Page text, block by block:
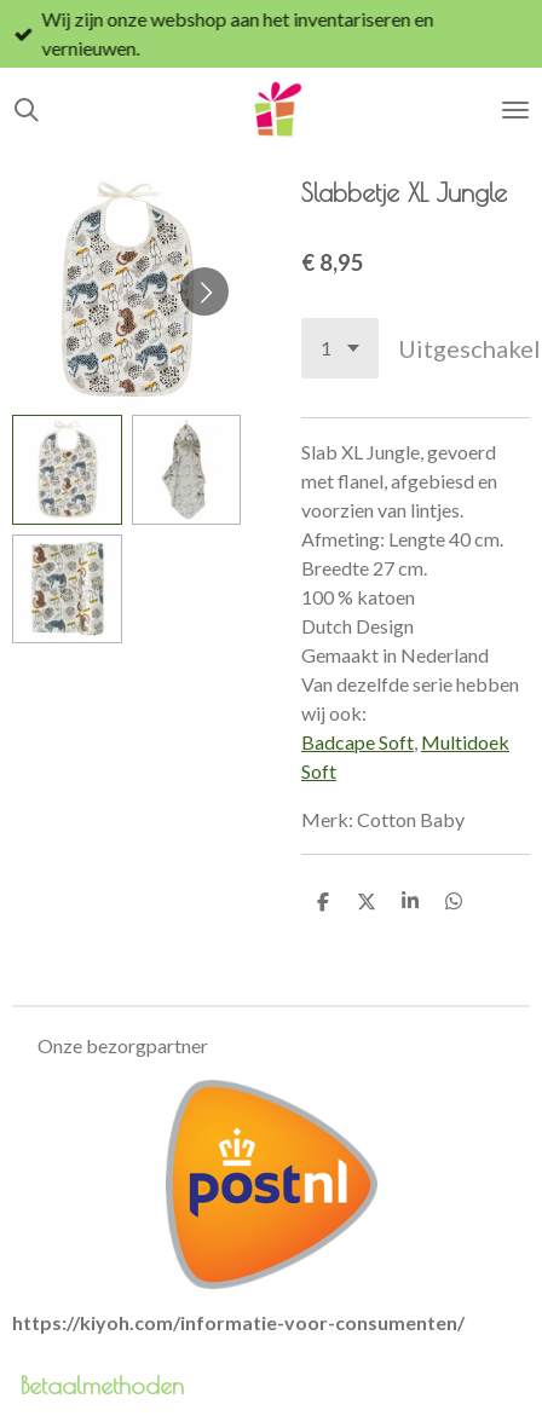
Ga
direct
de
Wij zijn onze webshop aan het inventariseren en
vernieuwen.
Slabbetje XL Jungle
€ 8,95
Slab XL Jungle, gevoerd
met flanel, afgebiesd en
voorzien van lintjes.
Afmeting: Lengte 40 cm.
Breedte 27 cm.
100 % katoen
Dutch Design
Gemaakt in Nederland
Van dezelfde serie hebben
wij ook:
Badcape Soft, Multidoek
Soft
Merk: Cotton Baby
D
D
S
D
Onze bezorgpartner
https://kiyoh.com/informatie-voor-consumenten/
Betaalmethoden